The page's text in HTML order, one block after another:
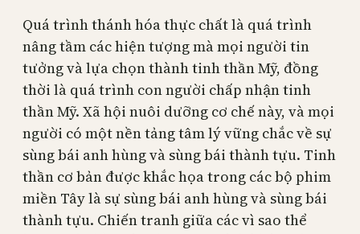
Quá trình thánh hóa thực chất là quá trình
nâng tầm các hiện tượng mà mọi người tin
tưởng và lựa chọn thành tinh thần Mỹ, đồng
thời là quá trình con người chấp nhận tinh
thần Mỹ. Xã hội nuôi dưỡng cơ chế này, và mọi
người có một nền tảng tâm lý vững chắc về sự
sùng bái anh hùng và sùng bái thành tựu. Tinh
thần cơ bản được khắc họa trong các bộ phim
miền Tây là sự sùng bái anh hùng và sùng bái
thành tựu. Chiến tranh giữa các vì sao thể